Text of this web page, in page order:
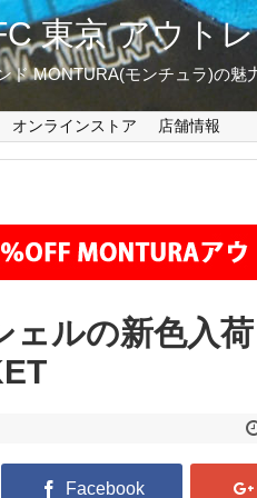
東京 アウト
ド MONTURA(モンチュラ)の魅
オンラインストア 店舗情報
ェルの新色入